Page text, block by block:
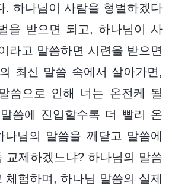
. 하나님이 사람을 형벌하겠다
을 받으면 되고, 하나님이 사
라고 말씀하면 시련을 받으면
최신 말씀 속에서 살아가면,
씀으로 인해 너는 온전케 될
씀에 진입할수록 더 빨리 온
님의 말씀을 깨닫고 말씀에
교제하겠느냐? 하나님의 말씀
체험하며, 하나님 말씀의 실제